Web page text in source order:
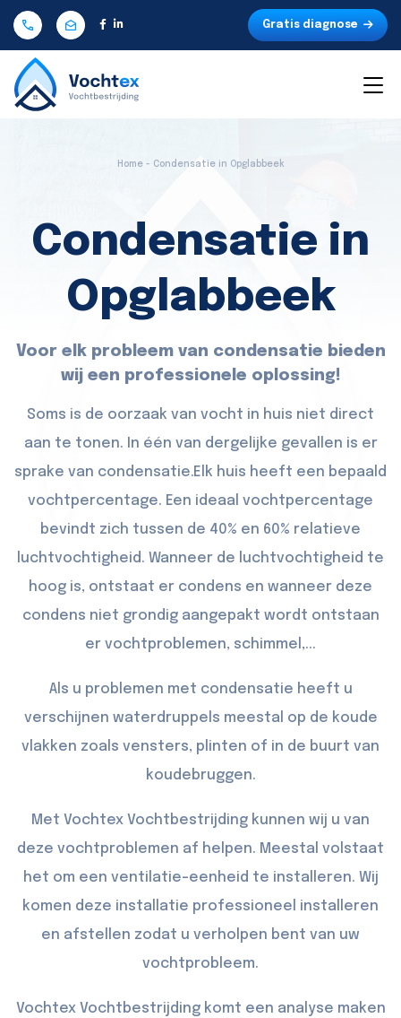
Gratis diagnose
Home - Condensatie in Opglabbeek
Condensatie in
Opglabbeek
Voor elk probleem van condensatie bieden
wij een professionele oplossing!
Soms is de oorzaak van vocht in huis niet direct
aan te tonen. In één van dergelijke gevallen is er
sprake van condensatie.Elk huis heeft een bepaald
vochtpercentage. Een ideaal vochtpercentage
bevindt zich tussen de 40% en 60% relatieve
luchtvochtigheid. Wanneer de luchtvochtigheid te
hoog is, ontstaat er condens en wanneer deze
condens niet grondig aangepakt wordt ontstaan
er vochtproblemen, schimmel,...
Als u problemen met condensatie heeft u
verschijnen waterdruppels meestal op de koude
vlakken zoals vensters, plinten of in de buurt van
koudebruggen.
Met Vochtex Vochtbestrijding kunnen wij u van
deze vochtproblemen af helpen. Meestal volstaat
het om een ventilatie-eenheid te installeren. Wij
komen deze installatie professioneel installeren
en afstellen zodat u verholpen bent van uw
vochtprobleem.
Vochtex Vochtbestrijding komt een analyse maken